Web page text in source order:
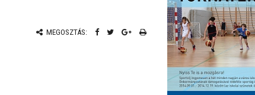
MEGOSZTÁS: